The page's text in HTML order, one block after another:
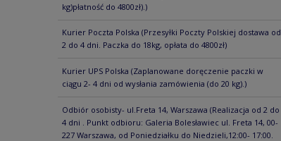
kg)płatność do 4800zł).)
Kurier Poczta Polska (Przesyłki Poczty Polskiej dostawa od
2 do 4 dni. Paczka do 18kg, opłata do 4800zł)
Kurier UPS Polska (Zaplanowane doręczenie paczki w
ciągu 2- 4 dni od wysłania zamówienia (do 20 kg).)
Odbiór osobisty- ul.Freta 14, Warszawa (Realizacja od 2 do
4 dni . Punkt odbioru: Galeria Bolesławiec ul. Freta 14, 00-
227 Warszawa, od Poniedziałku do Niedzieli,12:00- 17:00.